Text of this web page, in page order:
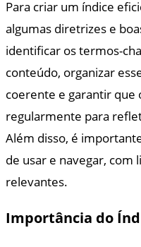
Para criar um índice
algumas diretrizes e
identificar os termos-
conteúdo, organizar
coerente e garantir que
regularmente para
Além disso, é
de usar e navegar, com
relevantes.
Importância do